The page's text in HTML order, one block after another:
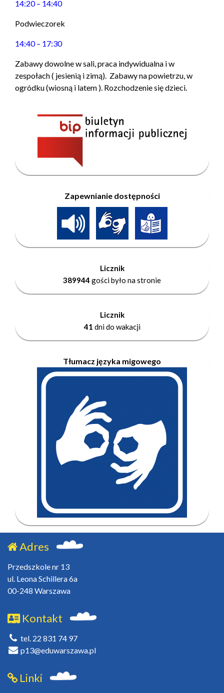
14:20 – 14:40
Podwieczorek
14:40 – 17:30
Zabawy dowolne w sali, praca indywidualna i w
zespołach ( jesienią i zimą). Zabawy na powietrzu, w
ogródku (wiosną i latem ). Rozchodzenie się dzieci.
Zapewnianie dostępności
Licznik
389944 gości było na stronie
Licznik
41 dni do wakacji
Tłumacz języka migowego
Adres
Przedszkole nr 13
ul. Leona Schillera 6a
00-248 Warszawa
Kontakt
tel. 22 831 74 97
p13@eduwarszawa.pl
Linki